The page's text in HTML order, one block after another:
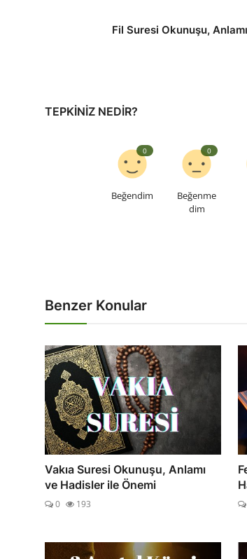
Fil Suresi Okunuşu,
TEPKINIZ NEDIR?
Beğendim
0
Beğenme
dim
0
Benzer Konular
Vakıa Suresi Okunuşu, Anlamı
ve Hadisler ile Önemi
0 193